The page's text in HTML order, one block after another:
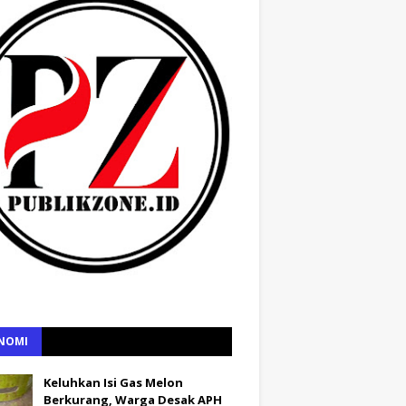
Keluhkan Isi Gas Melon
Berkurang, Warga Desak APH